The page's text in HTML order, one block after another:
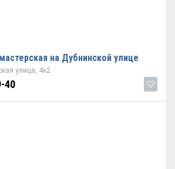
на Дубнинской улице
улица, 4к2
40